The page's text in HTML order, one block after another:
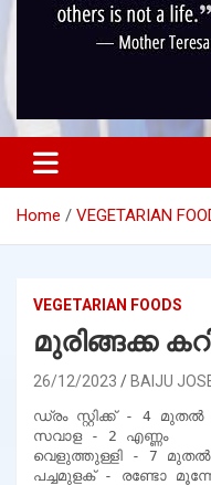
Home VEGETARIAN
VEGETARIAN FOODS
മുരിങ്ങക്ക
26/12/2023 BAIJU
ഡ്രം സ്റ്റിക്ക് - 4
സവാള - 2 എണ്ണം
വെളുത്തുള്ളി - 7 മുതൽ
പച്ചമുളക് - രണ്ടോ